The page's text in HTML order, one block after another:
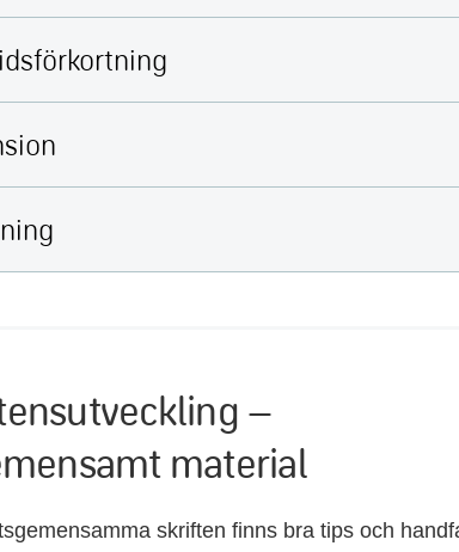
–
material
skriften finns bra tips och